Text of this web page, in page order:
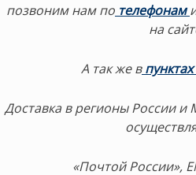
позвоним нам по телефонам
на
А так же в
Доставка в регионы России и
«Почтой России»,